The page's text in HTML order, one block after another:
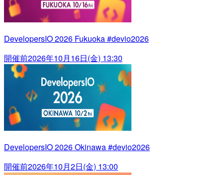
DevelopersIO 2026 Fukuoka #devio2026
開催前2026年10月16日(金) 13:30
DevelopersIO 2026 Okinawa #devio2026
開催前2026年10月2日(金) 13:00